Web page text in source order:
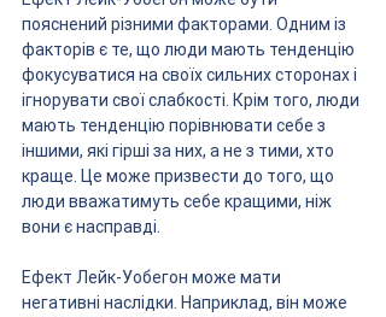
пояснений різними факторами. Одним із
факторів є те, що люди мають тенденцію
фокусуватися на своїх сильних сторонах і
ігнорувати свої слабкості. Крім того, люди
мають тенденцію порівнювати себе з
іншими, які гірші за них, а не з тими, хто
краще. Це може призвести до того, що
люди вважатимуть себе кращими, ніж
вони є насправді.
Ефект Лейк-Уобегон може мати
негативні наслідки. Наприклад, він може